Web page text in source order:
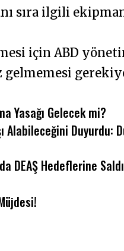
sıra ilgili
için ABD
gelmemesi
Yasağı Gelecek mi?
Alabileceğini Duyurdu:
DEAŞ Hedeflerine